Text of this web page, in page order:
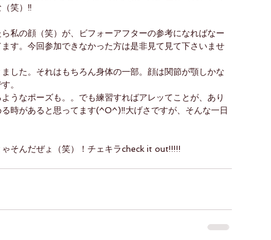
笑）‼️
私の顔（笑）が、ビフォーアフターの参考になればなー
す。今回参加できなかった方は是非見て見て下さいませ
した。それはもちろん身体の一部。顔は関節が顎しかな
。
うなポーズも。。でも練習すればアレッてことが、あり
時があると思ってます(^O^)‼️大げさですが、そんな一日
そんだぜょ（笑）！チェキラcheck it out!!!!!